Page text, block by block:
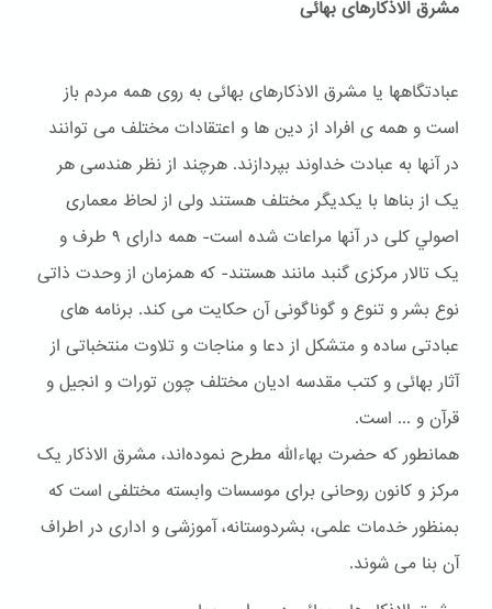
مشرق الاذکارهای بهائی
عبادتگاهها یا مشرق الاذکارهای بهائی به روی همه مردم باز
است و همه ی افراد از دین ها و اعتقادات مختلف می توانند
در آنها به عبادت خداوند بپردازند. هرچند از نظر هندسی هر
یک از بناها با یکدیگر مختلف هستند ولی از لحاظ معماری
اصولي کلی در آنها مراعات شده است- همه دارای ۹ طرف و
یک تالار مرکزی گنبد مانند هستند- که همزمان از وحدت ذاتی
نوع بشر و تنوع و گوناگونی آن حکایت می کند. برنامه های
عبادتی ساده و متشکل از دعا و مناجات و تلاوت منتخباتی از
آثار بهائی و کتب مقدسه ادیان مختلف چون تورات و انجیل و
قرآن و ... است.
همانطور که حضرت بهاءالله مطرح نموده‌اند، مشرق الاذکار یک
مرکز و کانون روحانی برای موسسات وابسته مختلفی است که
بمنظور خدمات علمی، بشردوستانه، آموزشی و اداری در اطراف
آن بنا می شوند.